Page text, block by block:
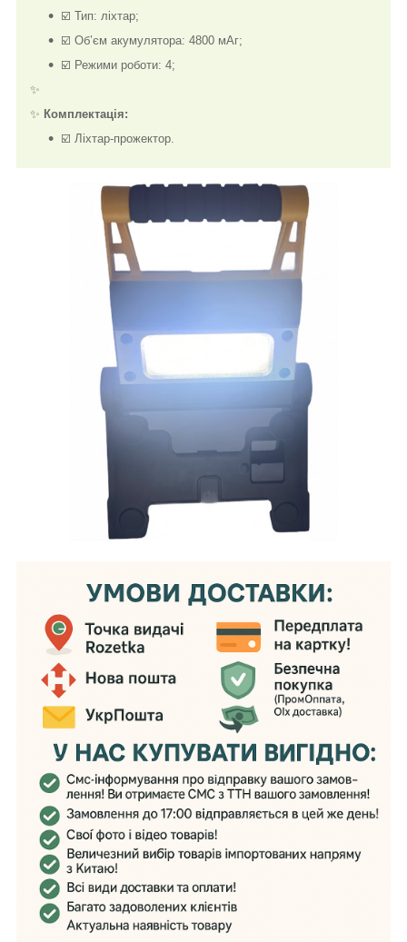
☑️ Тип: ліхтар;
☑️ Об’єм акумулятора: 4800 мАг;
☑️ Режими роботи: 4;
✨
✨ Комплектація:
☑️ Ліхтар-прожектор.